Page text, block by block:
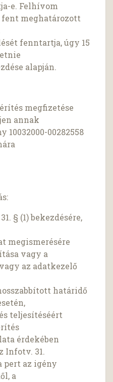
e. Felhívom
fent meghatározott
fenntartja, úgy 15
alapján.
megfizetése
annak
10032000-00282558
§ (1) bekezdésére,
megismerésére
vagy a
az adatkezelő
határidő
teljesítéséért
érdekében
Infotv. 31.
pert az igény
a